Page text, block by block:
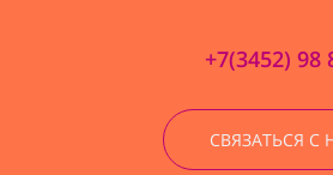
+7(3452) 98
СВЯЗАТЬСЯ С